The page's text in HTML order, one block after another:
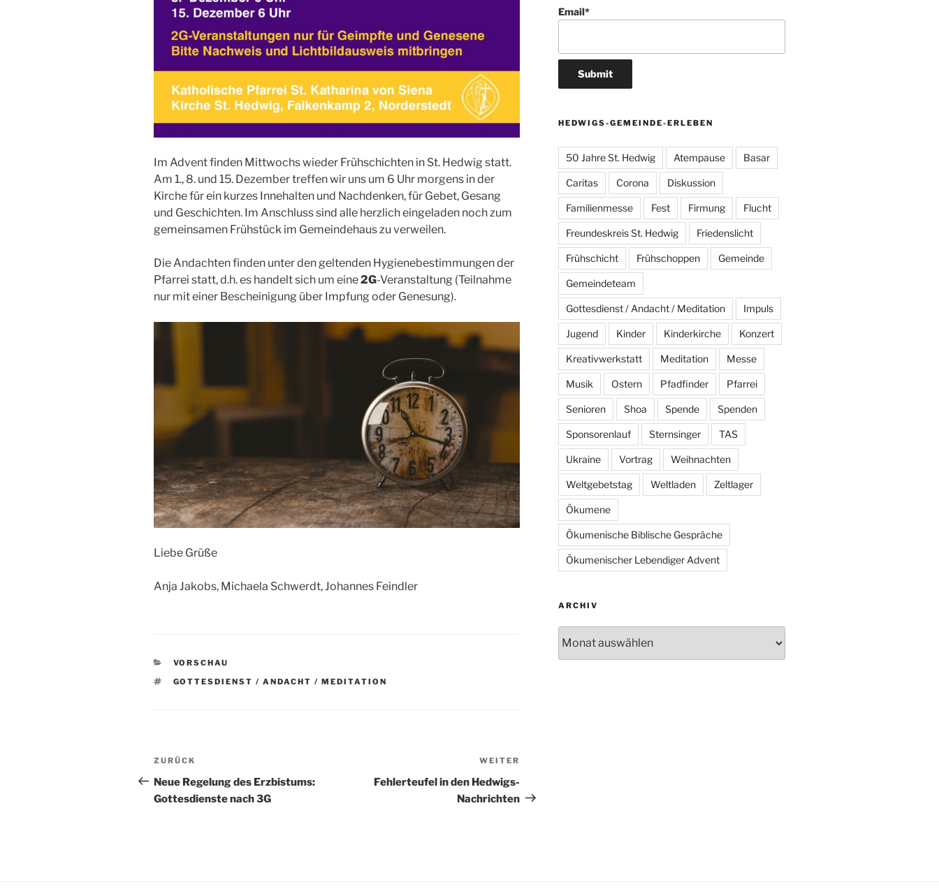
Im Advent finden Mittwochs wieder Frühschichten in St. Hedwig statt.
Am 1., 8. und 15. Dezember treffen wir uns um 6 Uhr morgens in der
Kirche für ein kurzes Innehalten und Nachdenken, für Gebet, Gesang
und Geschichten. Im Anschluss sind alle herzlich eingeladen noch zum
gemeinsamen Frühstück im Gemeindehaus zu verweilen.
Die Andachten finden unter den geltenden Hygienebestimmungen der
Pfarrei statt, d.h. es handelt sich um eine2G-Veranstaltung (Teilnahme
nur mit einer Bescheinigung über Impfung oder Genesung).
Liebe Grüße
Anja Jakobs, Michaela Schwerdt, Johannes Feindler
KATEGORIEN
VORSCHAU
SCHLAGWÖRTER
GOTTESDIENST / ANDACHT / MEDITATION
Beitragsnavigation
Vorheriger
Beitrag
ZURÜCK
Neue Regelung des Erzbistums:
Gottesdienste nach 3G
WEITER
Fehlerteufel in den Hedwigs-
Nachrichten
Email*
HEDWIGS-GEMEINDE-ERLEBEN
50 Jahre St. Hedwig Atempause Basar
Caritas Corona Diskussion
Familienmesse Fest Firmung Flucht
Freundeskreis St. Hedwig Friedenslicht
Frühschicht Frühschoppen Gemeinde
Gemeindeteam
Gottesdienst / Andacht / Meditation Impuls
Jugend Kinder Kinderkirche Konzert
Kreativwerkstatt Meditation Messe
Musik Ostern Pfadfinder Pfarrei
Senioren Shoa Spende Spenden
Sponsorenlauf Sternsinger TAS
Ukraine Vortrag Weihnachten
Weltgebetstag Weltladen Zeltlager
Ökumene
Ökumenische Biblische Gespräche
Ökumenischer Lebendiger Advent
ARCHIV